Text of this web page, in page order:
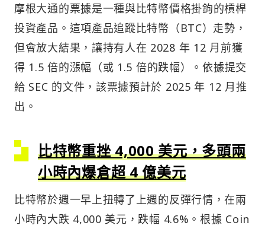
摩根大通的票據是一種與比特幣價格掛鉤的槓桿
投資產品。這項產品追蹤比特幣（BTC）走勢，
但會放大結果，讓持有人在 2028 年 12 月前獲
得 1.5 倍的漲幅（或 1.5 倍的跌幅）。依據提交
給 SEC 的文件，該票據預計於 2025 年 12 月推
出。
比特幣重挫 4,000 美元，多頭兩
小時內爆倉超 4 億美元
比特幣於週一早上扭轉了上週的反彈行情，在兩
小時內大跌 4,000 美元，跌幅 4.6%。根據 Coin